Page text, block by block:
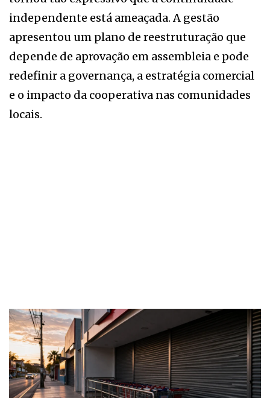
independente está ameaçada. A gestão
apresentou um plano de reestruturação que
depende de aprovação em assembleia e pode
redefinir a governança, a estratégia comercial
e o impacto da cooperativa nas comunidades
locais.